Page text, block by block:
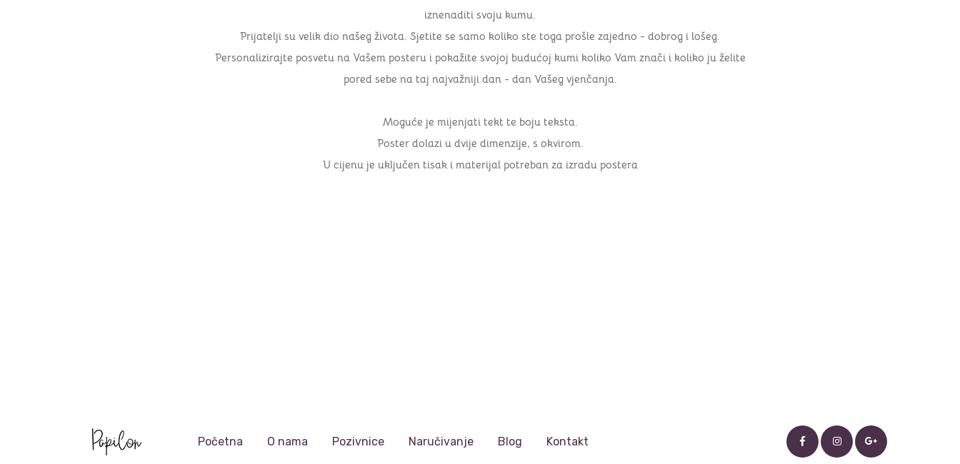
iznenaditi svoju kumu.
Prijatelji su velik dio našeg života. Sjetite se samo koliko ste toga prošle zajedno - dobrog i lošeg.
Personalizirajte posvetu na Vašem posteru i pokažite svojoj budućoj kumi koliko Vam znači i koliko ju želite
pored sebe na taj najvažniji dan - dan Vašeg vjenčanja.
Moguće je mijenjati tekt te boju teksta.
Poster dolazi u dvije dimenzije, s okvirom.
U cijenu je uključen tisak i materijal potreban za izradu postera
Početna O nama Pozivnice Naručivanje Blog Kontakt